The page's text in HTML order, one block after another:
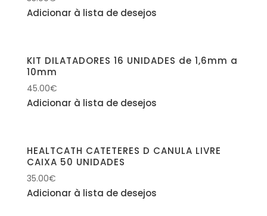
Adicionar à lista de desejos
KIT DILATADORES 16 UNIDADES de 1,6mm a
10mm
45.00€
Adicionar à lista de desejos
HEALTCATH CATETERES D CANULA LIVRE
CAIXA 50 UNIDADES
35.00€
Adicionar à lista de desejos